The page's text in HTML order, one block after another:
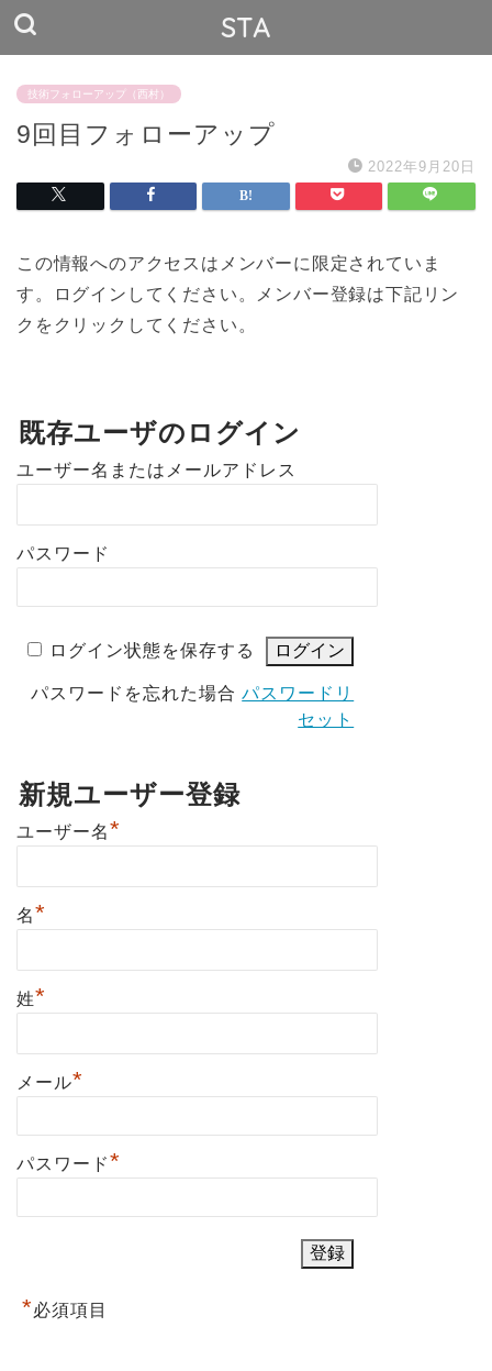
STA
技術フォローアップ（西村）
9回目フォローアップ
2022年9月20日
この情報へのアクセスはメンバーに限定されていま
す。ログインしてください。メンバー登録は下記リン
クをクリックしてください。
既存ユーザのログイン
ユーザー名またはメールアドレス
パスワード
ログイン状態を保存する
パスワードを忘れた場合パスワードリ
セット
新規ユーザー登録
ユーザー名*
名*
姓*
メール*
パスワード*
*必須項目